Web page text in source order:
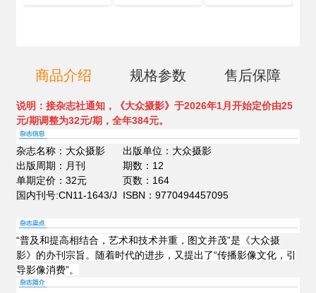
商品介绍 规格参数 售后保障
说明：接杂志社通知，《大众摄影》于2026年1月开始定价由25
元/期调整为32元/期，全年384元。
杂志名称：大众摄影
出版单位：大众摄影
出版周期：月刊
期数：12
单期定价：32元
页数：164
国内刊号:CN11-1643/J ISBN：9770494457095
“普及和提高相结合，艺术和技术并重，图文并茂”是《大众摄
影》的办刊宗旨。随着时代的进步，又提出了“传播影像文化，引
导影像消费”。